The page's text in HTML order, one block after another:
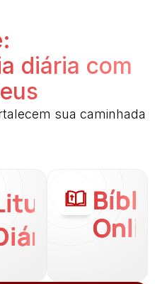
diária com
sua caminhada